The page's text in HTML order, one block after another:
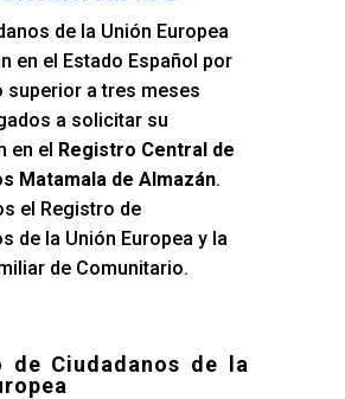
de la Unión Europea
en el Estado Español por
superior a tres meses
a solicitar su
en el Registro Central de
Matamala de Almazán.
el Registro de
de la Unión Europea y la
de Comunitario.
de Ciudadanos de la